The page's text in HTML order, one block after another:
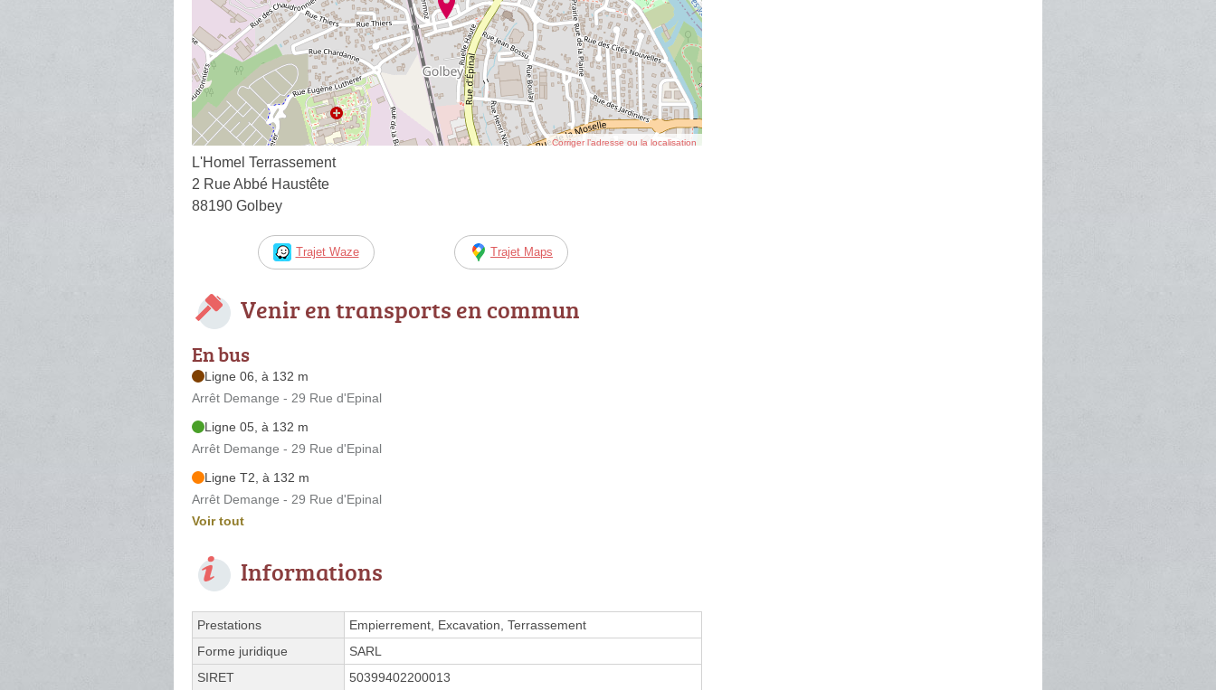
Corriger l’adresse ou la localisation
L'Homel Terrassement
2 Rue Abbé Haustête
88190 Golbey
Trajet Waze Trajet Maps
Venir en transports en commun
En bus
Ligne 06, à 132 m
Arrêt Demange - 29 Rue d'Epinal
Ligne 05, à 132 m
Arrêt Demange - 29 Rue d'Epinal
Ligne T2, à 132 m
Arrêt Demange - 29 Rue d'Epinal
Voir tout
Informations
Prestations
Empierrement, Excavation, Terrassement
Forme juridique
SARL
SIRET
50399402200013